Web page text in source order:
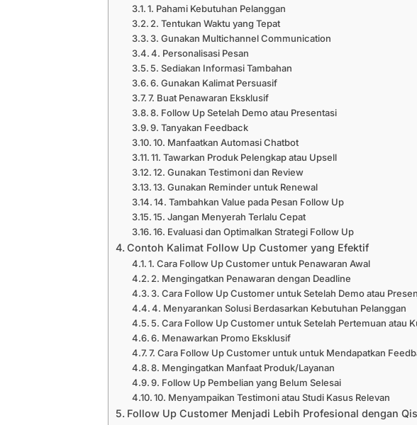
1. Pahami Kebutuhan Pelanggan
2. Tentukan Waktu yang Tepat
3. Gunakan Multichannel Communication
4. Personalisasi Pesan
5. Sediakan Informasi Tambahan
6. Gunakan Kalimat Persuasif
7. Buat Penawaran Eksklusif
8. Follow Up Setelah Demo atau Presentasi
9. Tanyakan Feedback
10. Manfaatkan Automasi Chatbot
11. Tawarkan Produk Pelengkap atau Upsell
12. Gunakan Testimoni dan Review
13. Gunakan Reminder untuk Renewal
14. Tambahkan Value pada Pesan Follow Up
15. Jangan Menyerah Terlalu Cepat
16. Evaluasi dan Optimalkan Strategi Follow Up
Contoh Kalimat Follow Up Customer yang Efektif
1. Cara Follow Up Customer untuk Penawaran Awal
2. Mengingatkan Penawaran dengan Deadline
3. Cara Follow Up Customer untuk Setelah Demo atau
4. Menyarankan Solusi Berdasarkan Kebutuhan Pelanggan
5. Cara Follow Up Customer untuk Setelah Pertemuan atau
6. Menawarkan Promo Eksklusif
7. Cara Follow Up Customer untuk untuk Mendapatkan
8. Mengingatkan Manfaat Produk/Layanan
9. Follow Up Pembelian yang Belum Selesai
10. Menyampaikan Testimoni atau Studi Kasus Relevan
Follow Up Customer Menjadi Lebih Profesional dengan